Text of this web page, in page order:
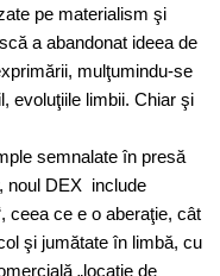
pe materialism şi
a abandonat ideea de
mulţumindu-se
evoluţiile limbii. Chiar şi
semnalate în presă
noul DEX include
ceea ce e o aberaţie, cât
şi jumătate în limbă, cu
„locaţie de